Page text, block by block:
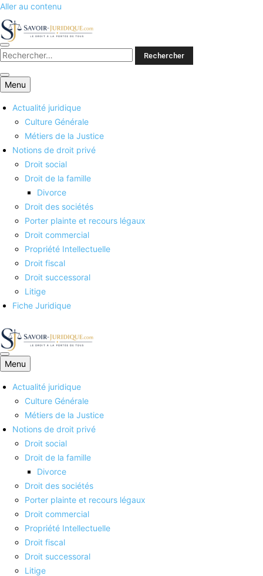
Aller au contenu
Savoirs juridiques
Menu
Actualité juridique
Culture Générale
Métiers de la Justice
Notions de droit privé
Droit social
Droit de la famille
Divorce
Droit des sociétés
Porter plainte et recours légaux
Droit commercial
Propriété Intellectuelle
Droit fiscal
Droit successoral
Litige
Fiche Juridique
Savoirs juridiques
Menu
Actualité juridique
Culture Générale
Métiers de la Justice
Notions de droit privé
Droit social
Droit de la famille
Divorce
Droit des sociétés
Porter plainte et recours légaux
Droit commercial
Propriété Intellectuelle
Droit fiscal
Droit successoral
Litige